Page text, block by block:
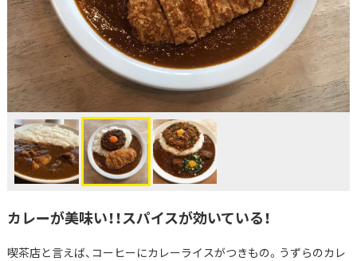
カレーが美味い！！スパイスが効いている！
喫茶店と言えば、コーヒーにカレーライスがつきもの。うずらのカレ